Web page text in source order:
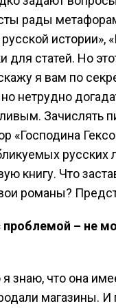
рады
истории»,
статей. Но
я вам по
нетрудно
Зачислять
русских
книгу. Что
романы?
– не
я знаю, что она
магазины. И